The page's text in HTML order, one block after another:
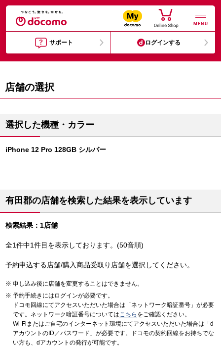
MENU
サポート ログインする
店舗の選択
選択した機種・カラー
iPhone 12 Pro 128GB シルバー
有田郡の店舗を検索した結果を表示しています
検索結果：1店舗
全1件中1件目を表示しております。(50音順)
予約申込する店舗/購入商品受取り店舗を選択してください。
申し込み後に店舗を変更することはできません。
予約手続きにはログインが必要です。
ドコモ回線にてアクセスいただいた場合は「ネットワーク暗証番号」が必要
です。ネットワーク暗証番号についてはこちら をご確認ください。
Wi-Fiまたはご自宅のインターネット環境にてアクセスいただいた場合は「d
アカウントのID／パスワード」が必要です。ドコモの契約回線をお持ちでな
い方も、dアカウントの発行が可能です。